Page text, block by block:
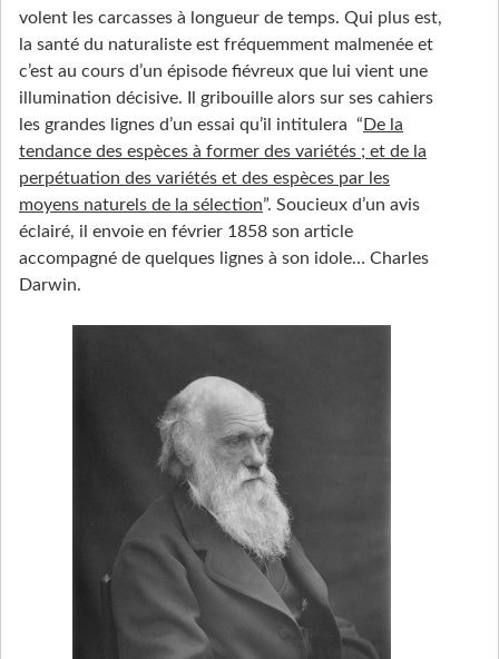
volent les carcasses à longueur de temps. Qui plus est,
la santé du naturaliste est fréquemment malmenée et
c’est au cours d’un épisode fiévreux que lui vient une
illumination décisive. Il gribouille alors sur ses cahiers
les grandes lignes d’un essai qu’il intitulera “ De la
tendance des espèces à former des variétés ; et de la
perpétuation des variétés et des espèces par les
moyens naturels de la sélection”. Soucieux d’un avis
éclairé, il envoie en février 1858 son article
accompagné de quelques lignes à son idole… Charles
Darwin.